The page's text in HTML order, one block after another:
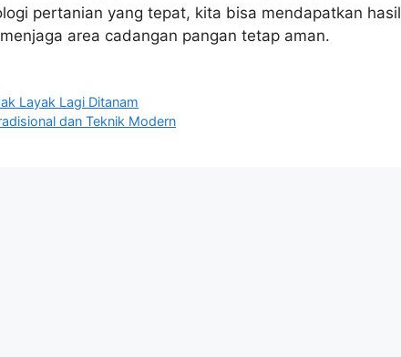
pertanian yang tepat, kita bisa mendapatkan hasil
area cadangan pangan tetap aman.
Layak Lagi Ditanam
dan Teknik Modern